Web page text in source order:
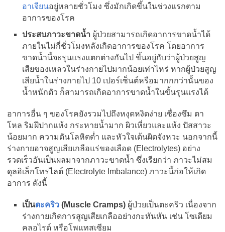
อาเจียนอยู่หลายชั่วโมง ซึ่งมักเกิดขึ้นในช่วงแรกตาม
อาการของโรค
ประสบภาวะขาดน้ำ ผู้ป่วยสามารถเกิดอาการขาดน้ำได้
ภายในไม่กี่ชั่วโมงหลังเกิดอาการของโรค โดยอาการ
ขาดน้ำนี้จะรุนแรงแตกต่างกันไป ขึ้นอยู่กับว่าผู้ป่วยสูญ
เสียของเหลวในร่างกายไปมากน้อยเท่าไหร่ หากผู้ป่วยสูญ
เสียน้ำในร่างกายไป 10 เปอร์เซ็นต์หรือมากกกว่านั้นของ
น้ำหนักตัว ก็สามารถเกิดอาการขาดน้ำในขั้นรุนแรงได้
อาการอื่น ๆ ของโรคยังรวมไปถึงหงุดหงิดง่าย เซื่องซึม ตา
โหล ริมฝีปากแห้ง กระหายน้ำมาก ผิวเหี่ยวและแห้ง ปัสสาวะ
น้อยมาก ความดันโลหิตต่ำ และหัวใจเต้นผิดจังหวะ นอกจากนี้
ร่างกายอาจสูญเสียเกลือแร่ของเลือด (Electrolytes) อย่าง
รวดเร็วอันเป็นผลมาจากภาวะขาดน้ำ ซึ่งเรียกว่า ภาวะไม่สม
ดุลอิเล็กโทรไลต์ (Electrolyte Imbalance) ภาวะนี้ก่อให้เกิด
อาการ ดังนี้
เป็นตะคริว (Muscle Cramps) ผู้ป่วยเป็นตะคริว เนื่องจาก
ร่างกายเกิดการสูญเสียเกลืออย่างกะทันหัน เช่น โซเดียม
คลอไรด์ หรือโพแทสเซียม